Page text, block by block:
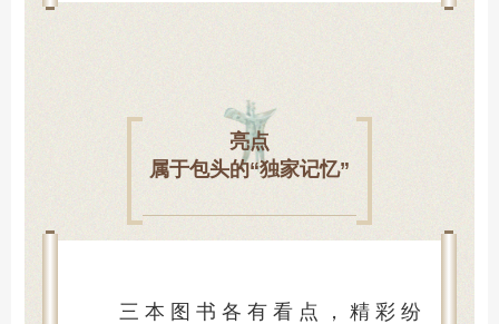
亮点
属于包头的“独家记忆”
三本图书各有看点，精彩纷